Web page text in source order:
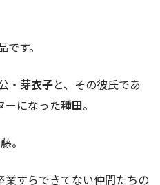
す。
・ 芽衣子と、その彼氏であ
ーになった種田。
。
すらできてない仲間たちの